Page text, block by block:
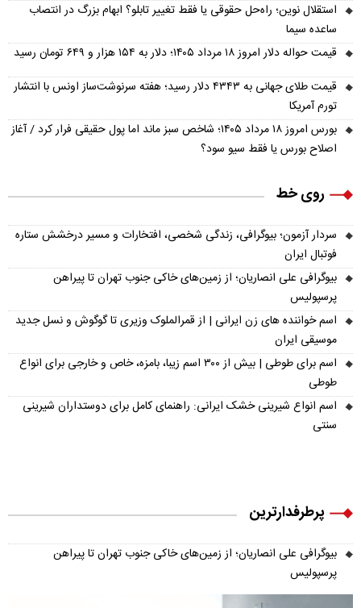
استقلال نوین؛ راه‌حل حقوقی یا فقط تغییر تابلو؟ ابهام بزرگ در انتصاب
ساعده سیما
قیمت حواله دلار امروز ۱۸ مرداد ۱۴۰۵؛ دلار به ۱۵۴ هزار و ۶۴۹ تومان رسید
قیمت طلای جهانی به ۴۳۴۳ دلار رسید؛ هفته سرنوشت‌ساز اونس با انتشار
تورم آمریکا
بورس امروز ۱۸ مرداد ۱۴۰۵؛ شاخص سبز ماند اما پول حقیقی فرار کرد / آغاز
اصلاح بورس یا فقط سیو سود؟
روی خط
سردار آزمون؛ بیوگرافی، زندگی شخصی، افتخارات و مسیر درخشش ستاره
فوتبال ایران
بیوگرافی علی انصاریان؛ از زمین‌های خاکی جنوب تهران تا پیراهن
پرسپولیس
اسم خواننده های زن ایرانی | از قمرالملوک وزیری تا گوگوش و نسل جدید
موسیقی ایران
اسم برای طوطی | بیش از ۳۰۰ اسم زیبا، بامزه، خاص و خارجی برای انواع
طوطی
اسم انواع شیرینی خشک ایرانی: راهنمای کامل برای دوستداران شیرینی
سنتی
پرطرفدارترین
بیوگرافی علی انصاریان؛ از زمین‌های خاکی جنوب تهران تا پیراهن
پرسپولیس